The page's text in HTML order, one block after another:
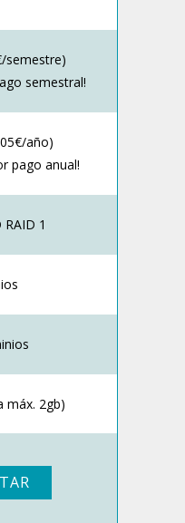
semestre)
semestral!
año)
pago anual!
RAID 1
máx. 2gb)